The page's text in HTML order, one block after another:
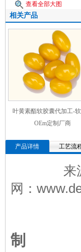
查看全部大图
相关产品
叶黄素酯软胶囊代加工-
OEm定制厂商
产品详情 工艺流
网：
制